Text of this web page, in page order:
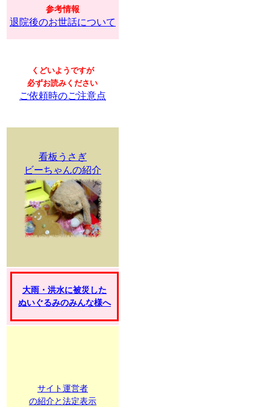
参考情報
退院後のお世話について
くどいようですが
必ずお読みください
ご依頼時のご注意点
看板うさぎ
ビーちゃんの紹介
大雨・洪水に被災した
ぬいぐるみのみんな様へ
サイト運営者
の紹介と法定表示